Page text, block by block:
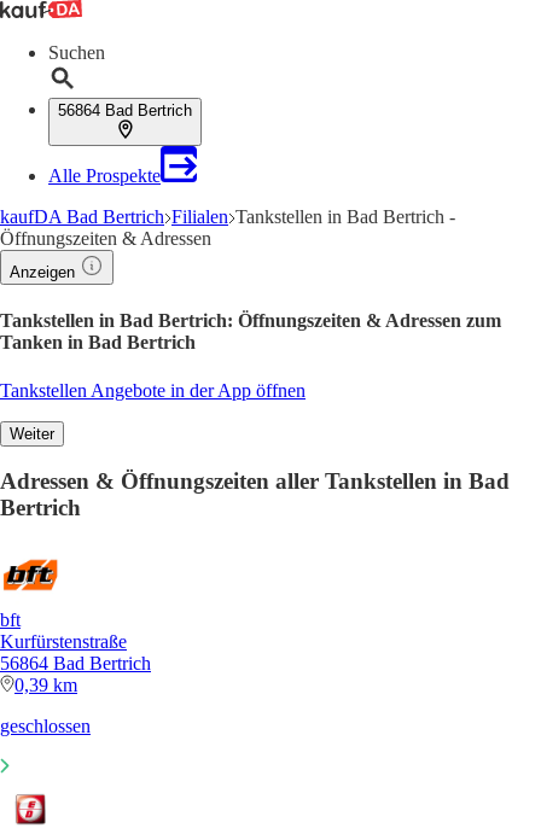
Suchen
56864 Bad Bertrich
Alle Prospekte
kaufDA Bad Bertrich Filialen Tankstellen in Bad Bertrich -
Öffnungszeiten & Adressen
Anzeigen
Tankstellen in Bad Bertrich: Öffnungszeiten & Adressen zum
Tanken in Bad Bertrich
Tankstellen Angebote in der App öffnen
Weiter
Adressen & Öffnungszeiten aller Tankstellen in Bad
Bertrich
bft
Kurfürstenstraße
56864 Bad Bertrich
0,39 km
geschlossen